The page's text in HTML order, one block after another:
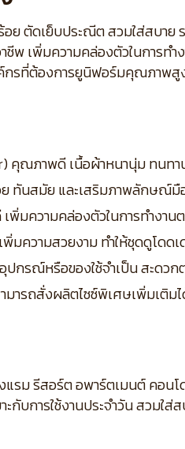
ตัดเย็บประณีต สวมใส่สบาย
เพิ่มความคล่องตัวในการทำ
รที่ต้องการยูนิฟอร์มคุณภาพสู
ณภาพดี เนื้อผ้าหนานุ่ม ทนทาน
ทันสมัย และเสริมภาพลักษณ์มื
พิ่มความคล่องตัวในการทำงาน
มความสวยงาม ทำให้ชุดดูโด
ปกรณ์หรือของใช้จำเป็น สะดวก
ารถสั่งผลิตไซซ์พิเศษเพิ่มเติม
แรม รีสอร์ต อพาร์ตเมนต์ คอ
กับการใช้งานประจำวัน สวม